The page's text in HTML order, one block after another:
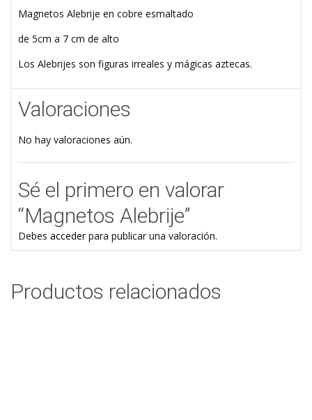
Magnetos Alebrije en cobre esmaltado
de 5cm a 7 cm de alto
Los Alebrijes son figuras irreales y mágicas aztecas.
Valoraciones
No hay valoraciones aún.
Sé el primero en valorar
“Magnetos Alebrije”
Debes accederpara publicar una valoración.
Productos relacionados